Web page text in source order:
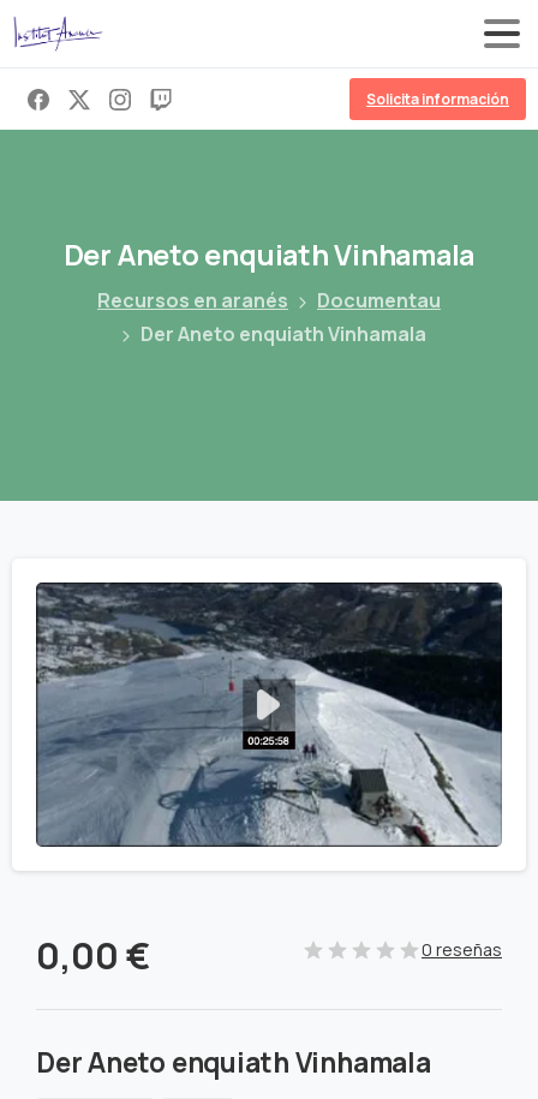
Solicita información
DerAnetoenquiathVinhamala
Recursos en aranés
Documentau
Der Aneto enquiath Vinhamala
0,00€ 0 reseñas
Der Aneto enquiath Vinhamala